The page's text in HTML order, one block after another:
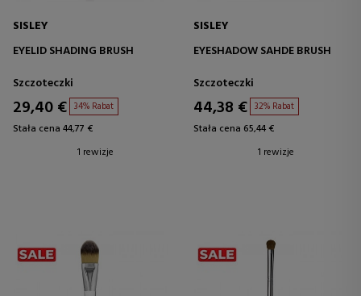
SISLEY
EYELID SHADING BRUSH
Szczoteczki
29,40 € 34% Rabat
Stała cena 44,77 €
1 rewizje
SISLEY
EYESHADOW SAHDE BRUSH
Szczoteczki
44,38 € 32% Rabat
Stała cena 65,44 €
1 rewizje